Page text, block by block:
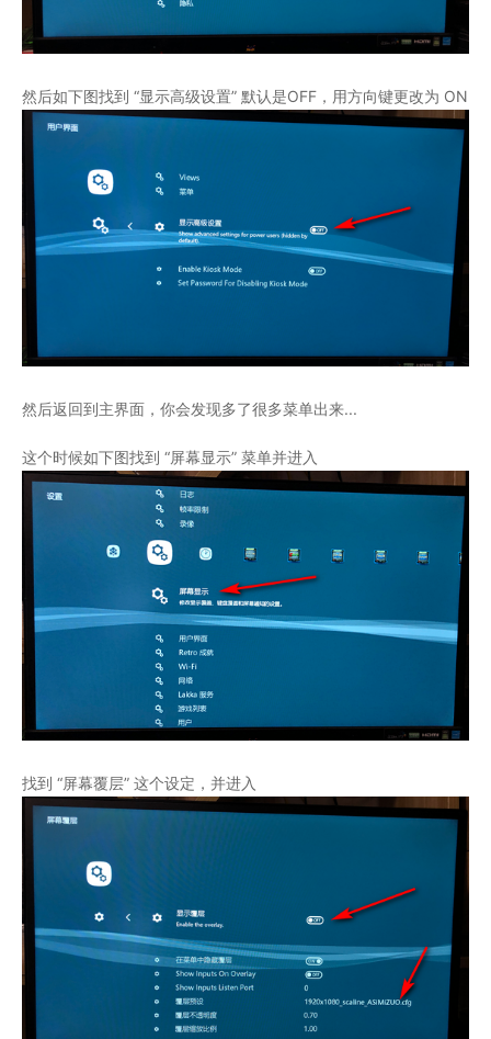
然后如下图找到 “显示高级设置” 默认是OFF，用方向键更改为 ON
然后返回到主界面，你会发现多了很多菜单出来...
这个时候如下图找到 “屏幕显示” 菜单并进入
找到 “屏幕覆层” 这个设定，并进入